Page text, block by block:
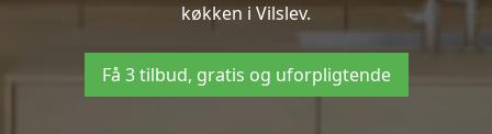
køkken i Vilslev.
Få 3 tilbud, gratis og uforpligtende